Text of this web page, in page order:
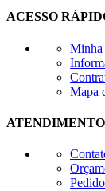
ACESSO
Minha
Mapa